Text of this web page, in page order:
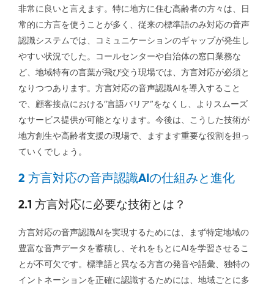
非常に良いと言えます。特に地方に住む高齢者の方々は、日
常的に方言を使うことが多く、従来の標準語のみ対応の音声
認識システムでは、コミュニケーションのギャップが発生し
やすい状況でした。コールセンターや自治体の窓口業務な
ど、地域特有の言葉が飛び交う現場では、方言対応が必須と
なりつつあります。方言対応の音声認識AIを導入すること
で、顧客接点における“言語バリア”をなくし、よりスムーズ
なサービス提供が可能となります。今後は、こうした技術が
地方創生や高齢者支援の現場で、ますます重要な役割を担っ
ていくでしょう。
2 方言対応の音声認識AIの仕組みと進化
2.1 方言対応に必要な技術とは？
方言対応の音声認識AIを実現するためには、まず特定地域の
豊富な音声データを蓄積し、それをもとにAIを学習させるこ
とが不可欠です。標準語と異なる方言の発音や語彙、独特の
イントネーションを正確に認識するためには、地域ごとに多